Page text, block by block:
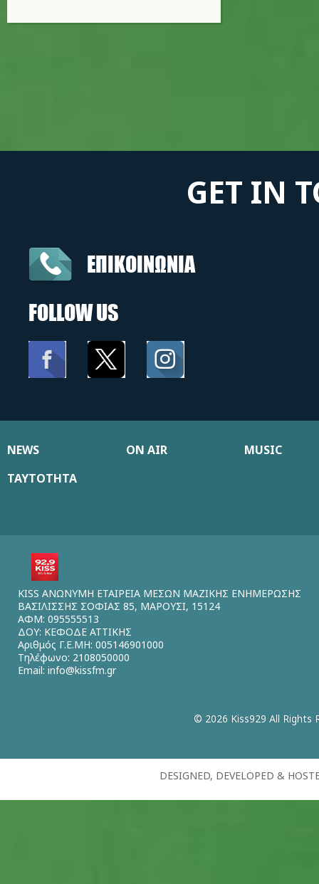
GET IN
ΕΠΙΚΟΙΝΩΝΙΑ
FOLLOW US
NEWS ON AIR
MUSIC
ΤΑΥΤΟΤΗΤΑ
KISS ΑΝΩΝΥΜΗ ΕΤΑΙΡΕΙΑ ΜΕΣΩΝ ΜΑΖΙΚΗΣ ΕΝΗΜΕΡΩΣΗΣ
ΒΑΣΙΛΙΣΣΗΣ ΣΟΦΙΑΣ 85, ΜΑΡΟΥΣΙ, 15124
ΑΦΜ: 095555513
ΔΟΥ: ΚΕΦΟΔΕ ΑΤΤΙΚΗΣ
Αριθμός Γ.Ε.ΜΗ: 005146901000
Τηλέφωνο: 2108050000
Email: info@kissfm.gr
© 2026 Kiss929 All Rights
DESIGNED, DEVELOPED &